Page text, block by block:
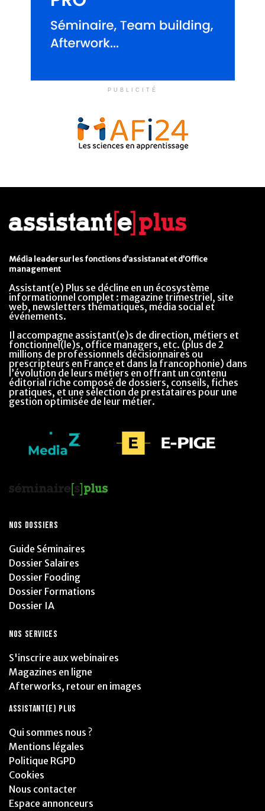
PUBLICITÉ
Média leader sur les fonctions d’assistanat et d’Office
management
Assistant(e) Plus se décline en un écosystème
informationnel complet : magazine trimestriel, site
web, newsletters thématiques, média social et
événements.
Il accompagne assistant(e)s de direction, métiers et
fonctionnel(le)s, office managers, etc. (plus de 2
millions de professionnels décisionnaires ou
prescripteurs en France et dans la francophonie) dans
l’évolution de leurs métiers en offrant un contenu
éditorial riche composé de dossiers, conseils, fiches
pratiques, et une sélection de prestataires pour une
gestion optimisée de leur métier.
NOS DOSSIERS
Guide Séminaires
Dossier Salaires
Dossier Fooding
Dossier Formations
Dossier IA
NOS SERVICES
S'inscrire aux webinaires
Magazines en ligne
Afterworks, retour en images
ASSISTANT(E) PLUS
Qui sommes nous ?
Mentions légales
Politique RGPD
Cookies
Nous contacter
Espace annonceurs